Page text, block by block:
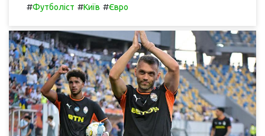
#Футболіст #Київ #Євро